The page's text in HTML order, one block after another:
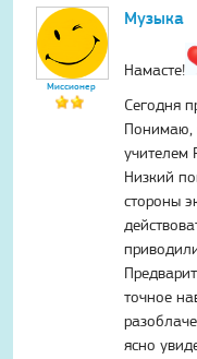
Миссионер
Музыка
Намасте!
Сегодня
Понимаю,
учителем
Низкий
стороны
точное
ясно